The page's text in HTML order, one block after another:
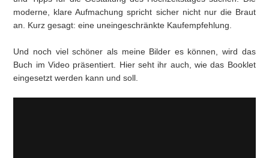
moderne, klare Aufmachung spricht sicher nicht nur die Braut
an. Kurz gesagt: eine uneingeschränkte Kaufempfehlung.
Und noch viel schöner als meine Bilder es können, wird das
Buch im Video präsentiert. Hier seht ihr auch, wie das Booklet
eingesetzt werden kann und soll.